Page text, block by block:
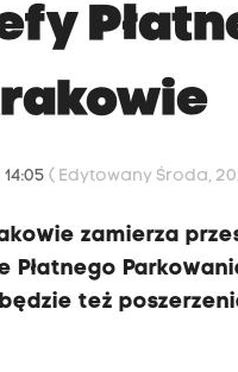
( Edytowany Środa,
zamierza
Płatnego
też